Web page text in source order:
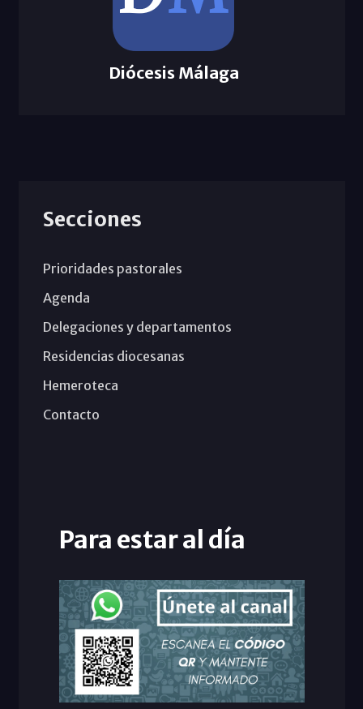
Diócesis Málaga
Secciones
Prioridades pastorales
Agenda
Delegaciones y departamentos
Residencias diocesanas
Hemeroteca
Contacto
Para estar al día